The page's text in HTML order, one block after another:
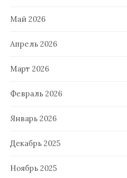
Май 2026
Апрель 2026
Март 2026
Февраль 2026
Январь 2026
Декабрь 2025
Ноябрь 2025